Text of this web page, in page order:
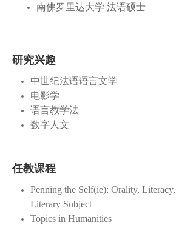
南佛罗里达大学 法语硕士
研究兴趣
中世纪法语语言文学
电影学
语言教学法
数字人文
任教课程
Penning the Self(ie): Orality,
Literary Subject
Topics in Humanities